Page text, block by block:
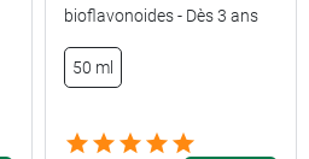
bioflavonoides - Dès 3 ans
50 ml